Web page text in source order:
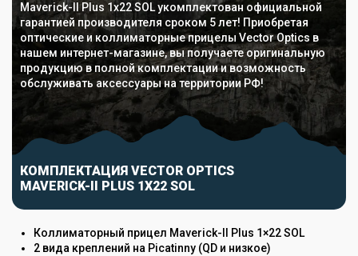
Maverick-II Plus 1x22 SOL укомплектован официальной
гарантией производителя сроком 5 лет! Приобретая
оптические и коллиматорные прицелы Vector Optics в
нашем интернет-магазине, вы получаете оригинальную
продукцию в полной комплектации и возможность
обслуживать аксессуары на территории РФ!
КОМПЛЕКТАЦИЯ VECTOR OPTICS
MAVERICK-II PLUS 1X22 SOL
Коллиматорный прицел Maverick-II Plus 1×22 SOL
2 вида креплений на Picatinny (QD и низкое)